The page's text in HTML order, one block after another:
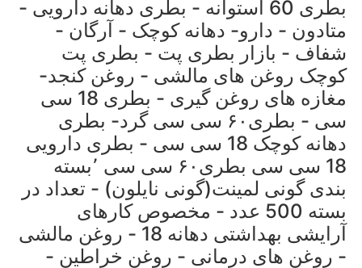
بطری 60 استوانه - بطری دهانه دارویی -
متادون - دارو- دهانه کوچک - آرگان -
شفاف - بازار بطری پت - بطری پت
کوچک روغن های مالشی - روغن کنجد-
مغازه های روغن گیری - بطری 18 سی
سی - بطری۶۰ سی سی گرد- بطری
دهانه کوچک 18 سی سی - بطری دارویی
18 سی سی بطری۶۰ سی سی ٬بسته
بندی گونی لمینت(گونی نایلون) - تعداد در
بسته 500 عدد - مخصوص کارهای
آرایشی بهداشتی دهانه 18 - روغن مالشی
- روغن های درمانی - روغن خراطین -